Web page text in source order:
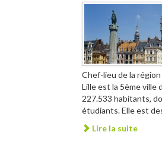
Chef-lieu de la
Lille est la 5ème ville
227.533 habitants,
étudiants. Elle est
Lire la suite